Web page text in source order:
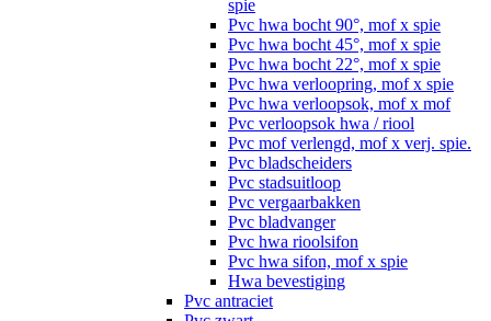
spie
Pvc hwa bocht 90°, mof x spie
Pvc hwa bocht 45°, mof x spie
Pvc hwa bocht 22°, mof x spie
Pvc hwa verloopring, mof x spie
Pvc hwa verloopsok, mof x mof
Pvc verloopsok hwa / riool
Pvc mof verlengd, mof x verj. spie.
Pvc bladscheiders
Pvc stadsuitloop
Pvc vergaarbakken
Pvc bladvanger
Pvc hwa rioolsifon
Pvc hwa sifon, mof x spie
Hwa bevestiging
Pvc antraciet